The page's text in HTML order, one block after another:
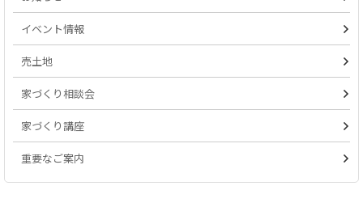
イベント情報
売土地
家づくり相談会
家づくり講座
重要なご案内